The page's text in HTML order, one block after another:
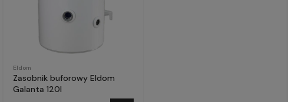
Eldom
Zasobnik buforowy Eldom
Galanta 120l